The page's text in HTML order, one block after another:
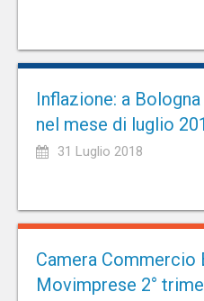
Inflazione: a
nel mese di luglio
31 Luglio 2018
Camera Commercio
Movimprese 2°